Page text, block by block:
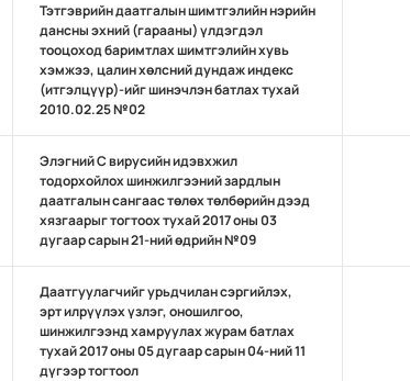
Тэтгэврийн даатгалын шимтгэлийн нэрийн
дансны эхний (гарааны) үлдэгдэл
тооцоход баримтлах шимтгэлийн хувь
хэмжээ, цалин хөлсний дундаж индекс
(итгэлцүүр)-ийг шинэчлэн батлах тухай
2010.02.25 №02
Элэгний С вирусийн идэвхжил
тодорхойлох шинжилгээний зардлын
даатгалын сангаас төлөх төлбөрийн дээд
хязгаарыг тогтоох тухай 2017 оны 03
дугаар сарын 21-ний өдрийн №09
Даатгуулагчийг урьдчилан сэргийлэх,
эрт илрүүлэх үзлэг, оношилгоо,
шинжилгээнд хамруулах журам батлах
тухай 2017 оны 05 дугаар сарын 04-ний 11
дүгээр тогтоол